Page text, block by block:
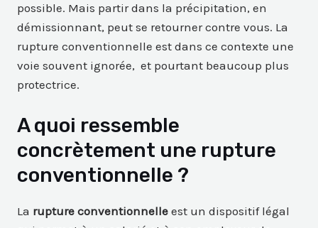
possible. Mais partir dans la précipitation, en
démissionnant, peut se retourner contre vous. La
rupture conventionnelle est dans ce contexte une
voie souvent ignorée, et pourtant beaucoup plus
protectrice.
A quoi ressemble
concrètement une rupture
conventionnelle ?
La rupture conventionnelle est un dispositif légal